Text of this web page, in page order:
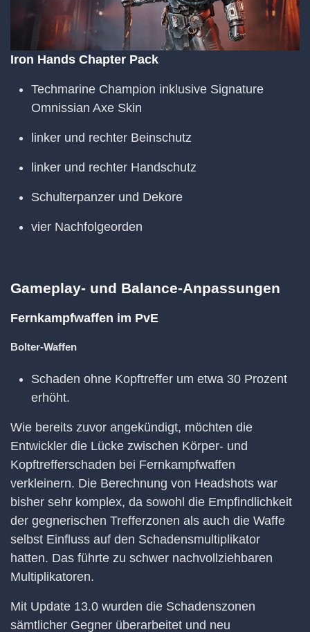
Iron Hands Chapter Pack
Techmarine Champion inklusive Signature
Omnissian Axe Skin
linker und rechter Beinschutz
linker und rechter Handschutz
Schulterpanzer und Dekore
vier Nachfolgeorden
Gameplay- und Balance-Anpassungen
Fernkampfwaffen im PvE
Bolter-Waffen
Schaden ohne Kopftreffer um etwa 30 Prozent
erhöht.
Wie bereits zuvor angekündigt, möchten die
Entwickler die Lücke zwischen Körper- und
Kopftrefferschaden bei Fernkampfwaffen
verkleinern. Die Berechnung von Headshots war
bisher sehr komplex, da sowohl die Empfindlichkeit
der gegnerischen Trefferzonen als auch die Waffe
selbst Einfluss auf den Schadensmultiplikator
hatten. Das führte zu schwer nachvollziehbaren
Multiplikatoren.
Mit Update 13.0 wurden die Schadenszonen
sämtlicher Gegner überarbeitet und neu